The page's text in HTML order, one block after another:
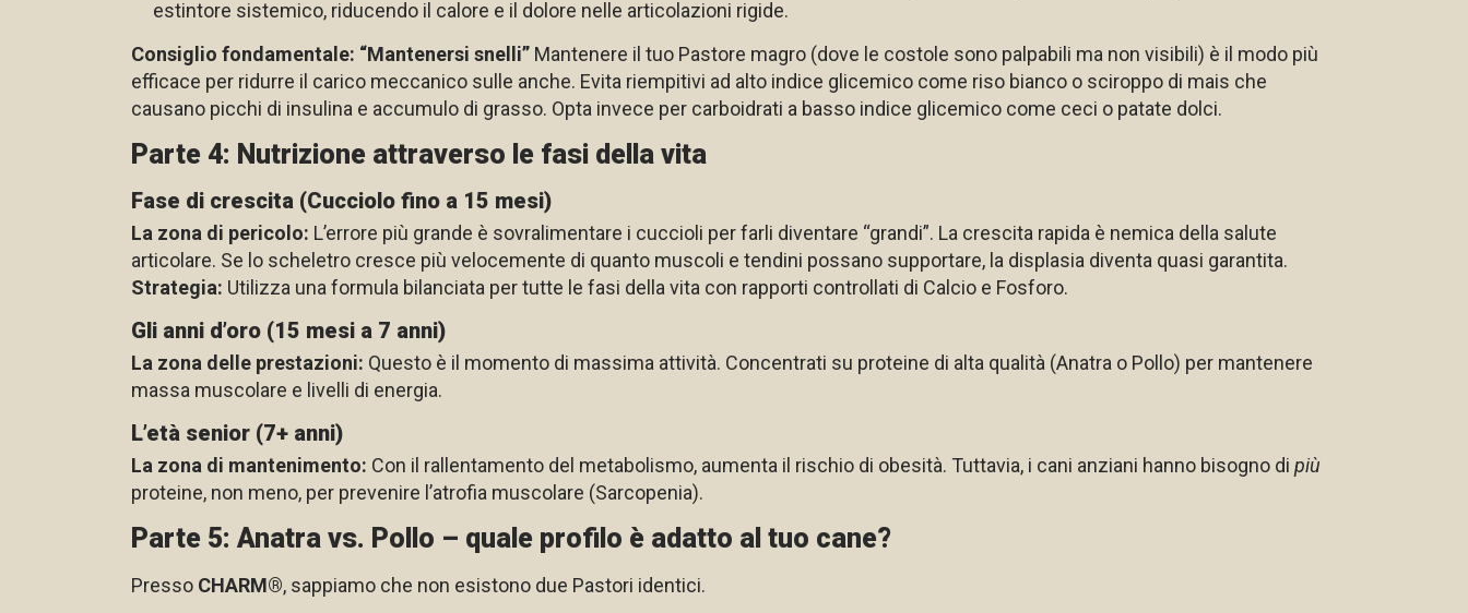
estintore sistemico, riducendo il calore e il dolore nelle articolazioni rigide.
Consiglio fondamentale: “Mantenersi snelli”Mantenere il tuo Pastore magro (dove le costole sono palpabili ma non visibili) è il modo più
efficace per ridurre il carico meccanico sulle anche. Evita riempitivi ad alto indice glicemico come riso bianco o sciroppo di mais che
causano picchi di insulina e accumulo di grasso. Opta invece per carboidrati a basso indice glicemico come ceci o patate dolci.
Parte 4: Nutrizione attraverso le fasi della vita
Fase di crescita (Cucciolo fino a 15 mesi)
La zona di pericolo: L’errore più grande è sovralimentare i cuccioli per farli diventare “grandi”. La crescita rapida è nemica della salute
articolare. Se lo scheletro cresce più velocemente di quanto muscoli e tendini possano supportare, la displasia diventa quasi garantita.
Strategia: Utilizza una formula bilanciata per tutte le fasi della vita con rapporti controllati di Calcio e Fosforo.
Gli anni d’oro (15 mesi a 7 anni)
La zona delle prestazioni: Questo è il momento di massima attività. Concentrati su proteine di alta qualità (Anatra o Pollo) per mantenere
massa muscolare e livelli di energia.
L’età senior (7+ anni)
La zona di mantenimento: Con il rallentamento del metabolismo, aumenta il rischio di obesità. Tuttavia, i cani anziani hanno bisogno di più
proteine, non meno, per prevenire l’atrofia muscolare (Sarcopenia).
Parte 5: Anatra vs. Pollo – quale profilo è adatto al tuo cane?
Presso CHARM®, sappiamo che non esistono due Pastori identici.